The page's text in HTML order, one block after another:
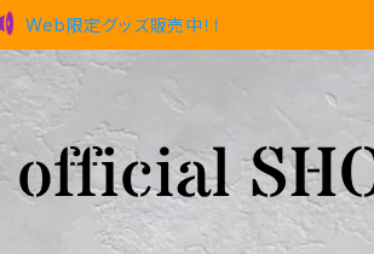
Web限定グッズ販売中！！